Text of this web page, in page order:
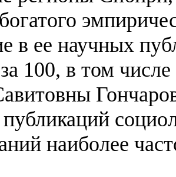
в ее научных
100, в том
наиболее